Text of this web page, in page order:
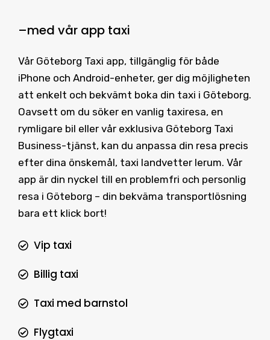
–med vår app taxi
Vår Göteborg Taxi app, tillgänglig för både
iPhone och Android-enheter, ger dig möjligheten
att enkelt och bekvämt boka din taxi i Göteborg.
Oavsett om du söker en vanlig taxiresa, en
rymligare bil eller vår exklusiva Göteborg Taxi
Business-tjänst, kan du anpassa din resa precis
efter dina önskemål, taxi landvetter lerum. Vår
app är din nyckel till en problemfri och personlig
resa i Göteborg – din bekväma transportlösning
bara ett klick bort!
Vip taxi
Billig taxi
Taxi med barnstol
Flygtaxi